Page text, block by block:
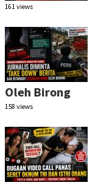
161 views
Oleh Birong
158 views